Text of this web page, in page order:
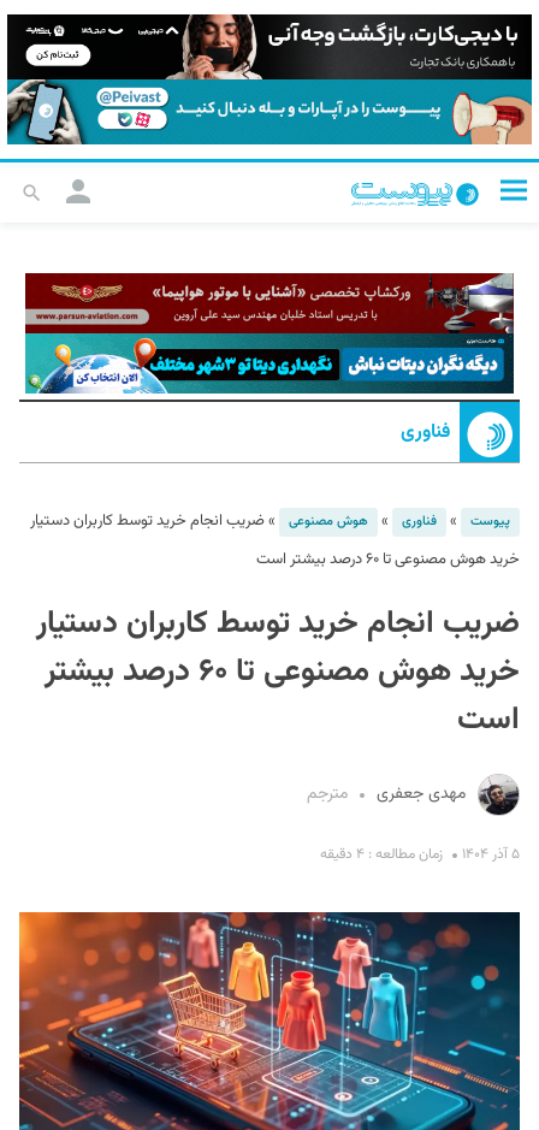
فناوری
پیوست » فناوری » هوش مصنوعی »ضریب انجام خرید توسط کاربران دستیار
خرید هوش مصنوعی تا ۶۰ درصد بیشتر است
ضریب انجام خرید توسط کاربران دستیار
خرید هوش مصنوعی تا ۶۰ درصد بیشتر
است
مهدی جعفری مترجم
۵ آذر ۱۴۰۴ زمان مطالعه : ۴ دقیقه